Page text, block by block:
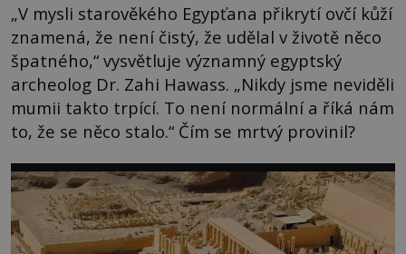
„V mysli starověkého Egypťana přikrytí ovčí kůží
znamená, že není čistý, že udělal v životě něco
špatného,“ vysvětluje významný egyptský
archeolog Dr. Zahi Hawass. „Nikdy jsme neviděli
mumii takto trpící. To není normální a říká nám
to, že se něco stalo.“ Čím se mrtvý provinil?